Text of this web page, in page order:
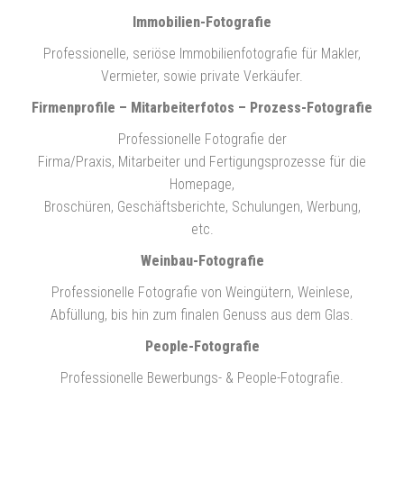
Immobilien-Fotografie
Professionelle, seriöse Immobilienfotografie für Makler,
Vermieter, sowie private Verkäufer.
Firmenprofile – Mitarbeiterfotos – Prozess-Fotografie
Professionelle Fotografie der
Firma/Praxis, Mitarbeiter und Fertigungsprozesse für die
Homepage,
Broschüren, Geschäftsberichte, Schulungen, Werbung,
etc.
Weinbau-Fotografie
Professionelle Fotografie von Weingütern, Weinlese,
Abfüllung, bis hin zum finalen Genuss aus dem Glas.
People-Fotografie
Professionelle Bewerbungs- & People-Fotografie.